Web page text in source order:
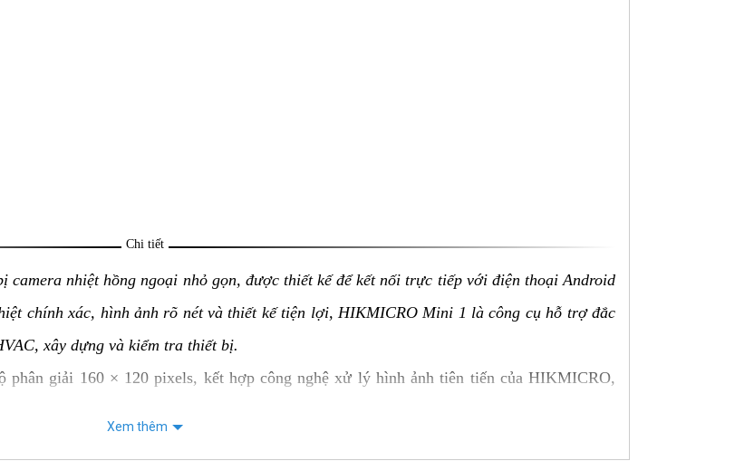
Chi tiết
camera nhiệt hồng ngoại nhỏ gọn, được thiết kế để kết nối trực tiếp với điện thoại Android
chính xác, hình ảnh rõ nét và thiết kế tiện lợi, HIKMICRO Mini 1 là công cụ hỗ trợ đắc
xây dựng và kiểm tra thiết bị.
phân giải 160 × 120 pixels, kết hợp công nghệ xử lý hình ảnh tiên tiến của HIKMICRO,
Xem thêm